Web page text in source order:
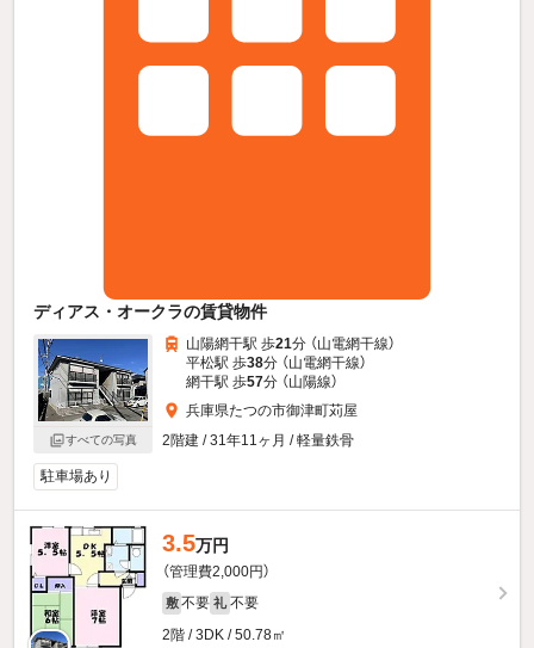
ディアス・オークラの賃貸物件
すべての写真
山陽網干駅 歩21分 （山電網干線）
平松駅 歩38分 （山電網干線）
網干駅 歩57分 （山陽線）
兵庫県たつの市御津町苅屋
2階建 / 31年11ヶ月 / 軽量鉄骨
駐車場あり
3.5万円
（管理費2,000円）
敷 不要 礼 不要
2階 / 3DK / 50.78㎡